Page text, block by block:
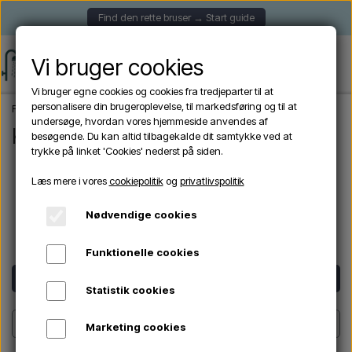
Find den rette bruser → Start guide
Forside Kunde login
Kunde login
Email
Forbliv logget ind
Hjælp
Vi bruger cookies
Vi bruger egne cookies og cookies fra tredjeparter til at
personalisere din brugeroplevelse, til markedsføring og til at
undersøge, hvordan vores hjemmeside anvendes af
besøgende. Du kan altid tilbagekalde dit samtykke ved at
trykke på linket 'Cookies' nederst på siden.
Læs mere i vorescookiepolitikog privatlivspolitik
Nødvendige cookies
Funktionelle cookies
Statistik cookies
Marketing cookies